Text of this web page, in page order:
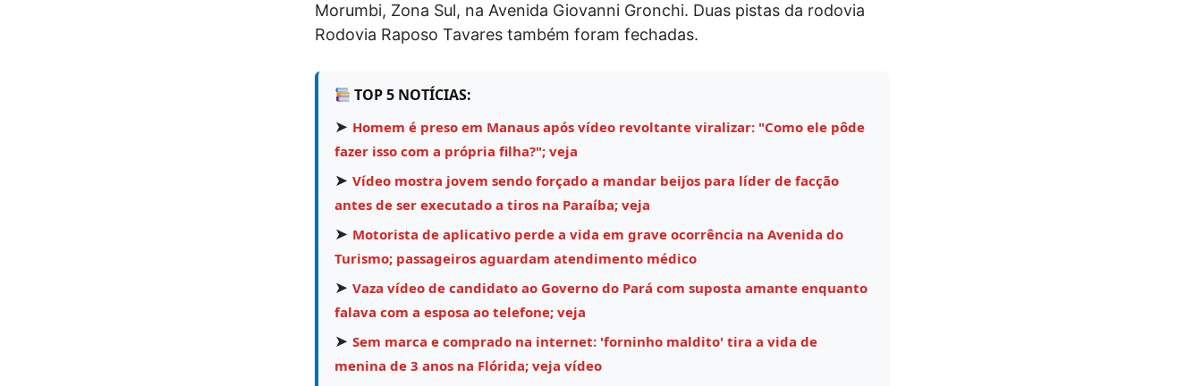
Morumbi, Zona Sul, na Avenida Giovanni Gronchi. Duas pistas da rodovia
Rodovia Raposo Tavares também foram fechadas.
TOP 5 NOTÍCIAS:
➤ Homem é preso em Manaus após vídeo revoltante viralizar: "Como ele pôde
fazer isso com a própria filha?"; veja
➤ Vídeo mostra jovem sendo forçado a mandar beijos para líder de facção
antes de ser executado a tiros na Paraíba; veja
➤ Motorista de aplicativo perde a vida em grave ocorrência na Avenida do
Turismo; passageiros aguardam atendimento médico
➤ Vaza vídeo de candidato ao Governo do Pará com suposta amante enquanto
falava com a esposa ao telefone; veja
➤ Sem marca e comprado na internet: 'forninho maldito' tira a vida de
menina de 3 anos na Flórida; veja vídeo